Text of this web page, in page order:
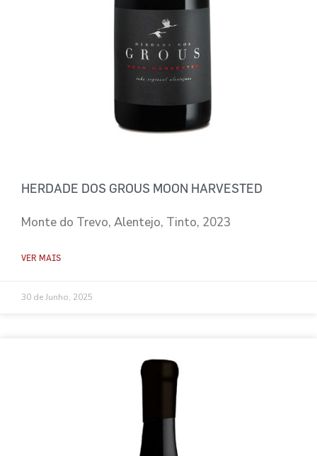
HERDADE DOS GROUS MOON HARVESTED
Monte do Trevo, Alentejo, Tinto, 2023
VER MAIS
30 de Junho, 2025